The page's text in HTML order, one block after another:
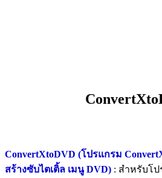
ConvertXtoDVD (โปรแกรม
สร้างซับไตเติ้ล เมนู DVD) : สำหรับโ